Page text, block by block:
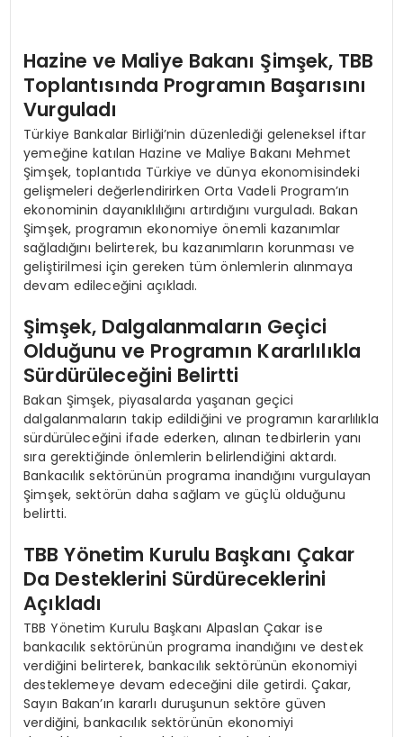
Hazine ve Maliye Bakanı Şimşek, TBB
Toplantısında Programın Başarısını
Vurguladı
Türkiye Bankalar Birliği’nin düzenlediği geleneksel iftar
yemeğine katılan Hazine ve Maliye Bakanı Mehmet
Şimşek, toplantıda Türkiye ve dünya ekonomisindeki
gelişmeleri değerlendirirken Orta Vadeli Program’ın
ekonominin dayanıklılığını artırdığını vurguladı. Bakan
Şimşek, programın ekonomiye önemli kazanımlar
sağladığını belirterek, bu kazanımların korunması ve
geliştirilmesi için gereken tüm önlemlerin alınmaya
devam edileceğini açıkladı.
Şimşek, Dalgalanmaların Geçici
Olduğunu ve Programın Kararlılıkla
Sürdürüleceğini Belirtti
Bakan Şimşek, piyasalarda yaşanan geçici
dalgalanmaların takip edildiğini ve programın kararlılıkla
sürdürüleceğini ifade ederken, alınan tedbirlerin yanı
sıra gerektiğinde önlemlerin belirlendiğini aktardı.
Bankacılık sektörünün programa inandığını vurgulayan
Şimşek, sektörün daha sağlam ve güçlü olduğunu
belirtti.
TBB Yönetim Kurulu Başkanı Çakar
Da Desteklerini Sürdüreceklerini
Açıkladı
TBB Yönetim Kurulu Başkanı Alpaslan Çakar ise
bankacılık sektörünün programa inandığını ve destek
verdiğini belirterek, bankacılık sektörünün ekonomiyi
desteklemeye devam edeceğini dile getirdi. Çakar,
Sayın Bakan’ın kararlı duruşunun sektöre güven
verdiğini, bankacılık sektörünün ekonomiyi